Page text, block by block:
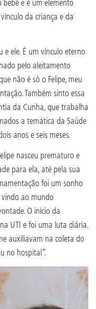
e é um elemento
da criança e da
e ele. É um vínculo eterno
pelo aleitamento
não é só o Felipe, meu
Também sinto essa
da Cunha, que trabalha
a temática da Saúde
anos e seis meses.
nasceu prematuro e
para ela, até pela sua
foi um sonho
ao mundo
O início da
UTI e foi uma luta diária.
auxiliavam na coleta do
no hospital”.